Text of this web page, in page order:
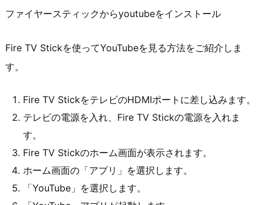
ファイヤースティックからyoutubeをインストール
Fire TV Stickを使ってYouTubeを見る方法をご紹介しま
す。
Fire TV StickをテレビのHDMIポートに差し込みます。
テレビの電源を入れ、Fire TV Stickの電源を入れま
す。
Fire TV Stickのホーム画面が表示されます。
ホーム画面の「アプリ」を選択します。
「YouTube」を選択します。